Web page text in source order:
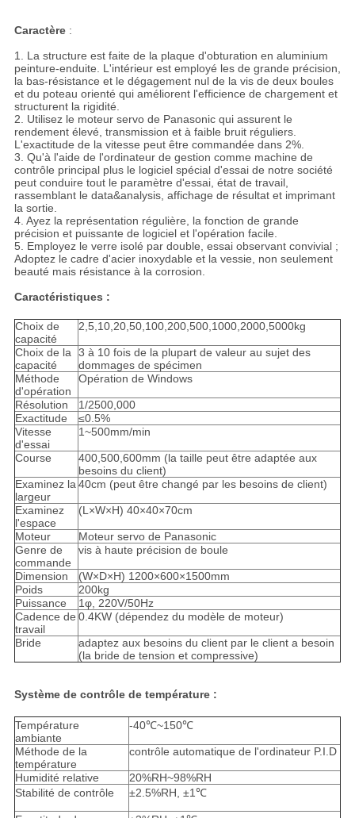
Caractère:
1. La structure est faite de la plaque d'obturation en aluminium
peinture-enduite. L'intérieur est employé les de grande précision,
la bas-résistance et le dégagement nul de la vis de deux boules
et du poteau orienté qui améliorent l'efficience de chargement et
structurent la rigidité.
2. Utilisez le moteur servo de Panasonic qui assurent le
rendement élevé, transmission et à faible bruit réguliers.
L'exactitude de la vitesse peut être commandée dans 2%.
3. Qu'à l'aide de l'ordinateur de gestion comme machine de
contrôle principal plus le logiciel spécial d'essai de notre société
peut conduire tout le paramètre d'essai, état de travail,
rassemblant le data&analysis, affichage de résultat et imprimant
la sortie.
4. Ayez la représentation régulière, la fonction de grande
précision et puissante de logiciel et l'opération facile.
5. Employez le verre isolé par double, essai observant convivial ;
Adoptez le cadre d'acier inoxydable et la vessie, non seulement
beauté mais résistance à la corrosion.
Caractéristiques :
Choix de
capacité
2,5,10,20,50,100,200,500,1000,2000,5000kg
Choix de la
capacité
3 à 10 fois de la plupart de valeur au sujet des
dommages de spécimen
Méthode
d'opération
Opération de Windows
Résolution
1/2500,000
Exactitude
≤0.5%
Vitesse
d'essai
1~500mm/min
Course
400,500,600mm (la taille peut être adaptée aux
besoins du client)
Examinez la
largeur
40cm (peut être changé par les besoins de client)
Examinez
l'espace
(L×W×H) 40×40×70cm
Moteur
Moteur servo de Panasonic
Genre de
commande
vis à haute précision de boule
Dimension
(W×D×H) 1200×600×1500mm
Poids
200kg
Puissance
1φ, 220V/50Hz
Cadence de
travail
0.4KW (dépendez du modèle de moteur)
Bride
adaptez aux besoins du client par le client a besoin
(la bride de tension et compressive)
Système de contrôle de température :
Température
ambiante
-40℃~150℃
Méthode de la
température
contrôle automatique de l'ordinateur P.I.D
Humidité relative
20%RH~98%RH
Stabilité de contrôle
±2.5%RH, ±1℃